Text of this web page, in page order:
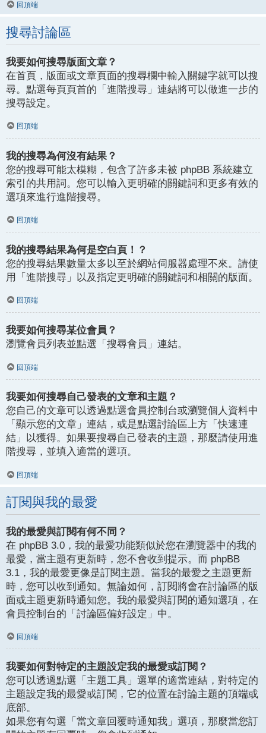
回頂端
搜尋討論區
我要如何搜尋版面文章？
在首頁，版面或文章頁面的搜尋欄中輸入關鍵字就可以搜
尋。點選每頁頁首的「進階搜尋」連結將可以做進一步的
搜尋設定。
回頂端
我的搜尋為何沒有結果？
您的搜尋可能太模糊，包含了許多未被 phpBB 系統建立
索引的共用詞。您可以輸入更明確的關鍵詞和更多有效的
選項來進行進階搜尋。
回頂端
我的搜尋結果為何是空白頁！？
您的搜尋結果數量太多以至於網站伺服器處理不來。請使
用「進階搜尋」以及指定更明確的關鍵詞和相關的版面。
回頂端
我要如何搜尋某位會員？
瀏覽會員列表並點選「搜尋會員」連結。
回頂端
我要如何搜尋自己發表的文章和主題？
您自己的文章可以透過點選會員控制台或瀏覽個人資料中
「顯示您的文章」連結，或是點選討論區上方「快速連
結」以獲得。如果要搜尋自己發表的主題，那麼請使用進
階搜尋，並填入適當的選項。
回頂端
訂閱與我的最愛
我的最愛與訂閱有何不同？
在 phpBB 3.0，我的最愛功能類似於您在瀏覽器中的我的
最愛，當主題有更新時，您不會收到提示。而 phpBB
3.1，我的最愛更像是訂閱主題。當我的最愛之主題更新
時，您可以收到通知。無論如何，訂閱將會在討論區的版
面或主題更新時通知您。我的最愛與訂閱的通知選項，在
會員控制台的「討論區偏好設定」中。
回頂端
我要如何對特定的主題設定我的最愛或訂閱？
您可以透過點選「主題工具」選單的適當連結，對特定的
主題設定我的最愛或訂閱，它的位置在討論主題的頂端或
底部。
如果您有勾選「當文章回覆時通知我」選項，那麼當您訂